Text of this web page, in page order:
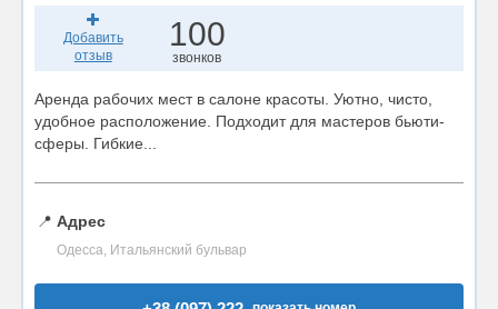
Добавить
отзыв
100
звонков
Аренда рабочих мест в салоне красоты. Уютно, чисто,
удобное расположение. Подходит для мастеров бьюти-
сферы. Гибкие...
📍 Адрес
Одесса, Итальянский бульвар